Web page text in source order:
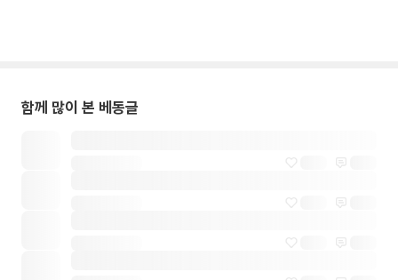
함께 많이 본 베동글